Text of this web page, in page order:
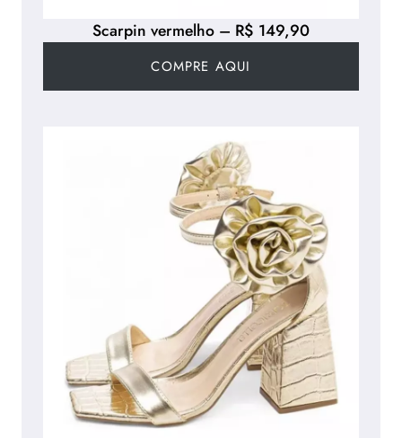
Scarpin vermelho – R$ 149,90
COMPRE AQUI